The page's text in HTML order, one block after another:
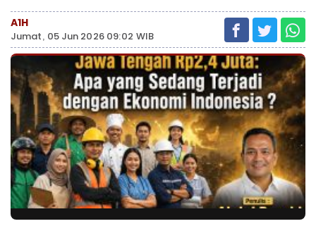
A1H
Jumat, 05 Jun 2026 09:02 WIB